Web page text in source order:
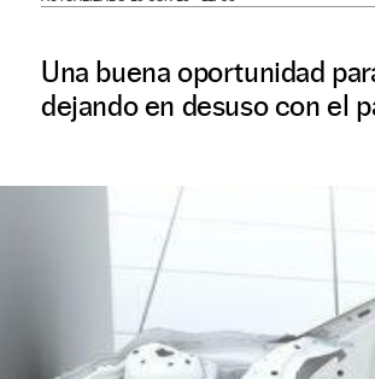
Una buena oportunidad
dejando en desuso con el